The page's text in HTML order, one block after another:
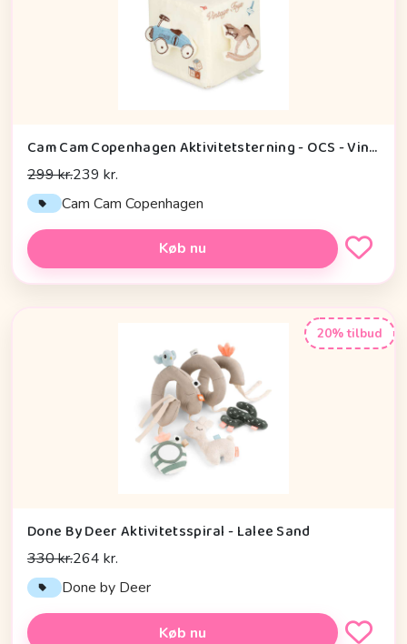
Cam Cam Copenhagen Aktivitetsterning - OCS - Vintage Toys
299 kr.239 kr.
Cam Cam Copenhagen
Køb nu
20% tilbud
Done By Deer Aktivitetsspiral - Lalee Sand
330 kr.264 kr.
Done by Deer
Køb nu